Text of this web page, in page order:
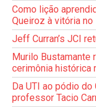
Como lição
Queiroz à vitória
Jeff Curran’s JCI
Murilo Bustamante
cerimônia histórica
Da UTI ao pódio
professor Tacio